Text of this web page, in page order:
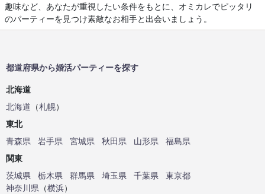
趣味など、あなたが重視したい条件をもとに、オミカレでピッタリ
のパーティーを見つけ素敵なお相手と出会いましょう。
都道府県から婚活パーティーを探す
北海道
北海道 （札幌）
東北
青森県
岩手県 宮城県 秋田県 山形県
福島県
関東
茨城県
栃木県 群馬県 埼玉県 千葉県
東京都
神奈川県 （横浜）